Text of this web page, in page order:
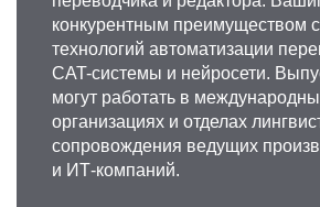
конкурентным преимуществом
технологий автоматизации
CAT-системы и нейросети.
могут работать в
организациях и отделах
сопровождения ведущих
и ИТ-компаний.